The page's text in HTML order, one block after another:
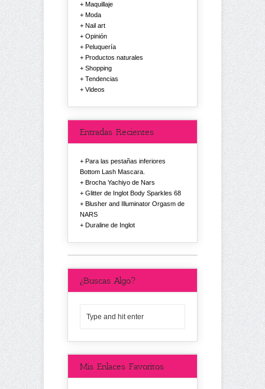
Maquillaje
Moda
Nail art
Opinión
Peluquería
Productos naturales
Shopping
Tendencias
Videos
Entradas Recientes
Para las pestañas inferiores
Bottom Lash Mascara.
Brocha Yachiyo de Nars
Glitter de Inglot Body Sparkles 68
Blusher and Illuminator Orgasm de
NARS
Duraline de Inglot
¿Buscas Algo?
Mis Enlaces Favoritos